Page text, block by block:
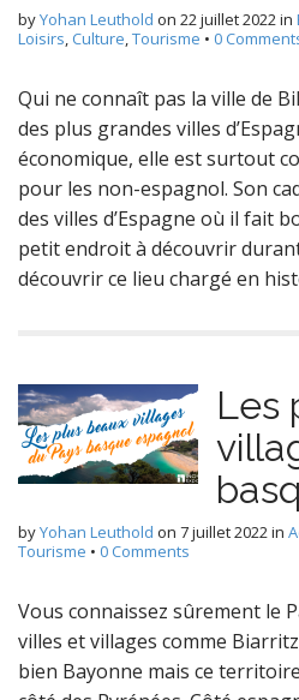
byYohan Leuthold on 22 juillet 2022in
Loisirs, Culture,Tourisme • 0
Qui ne connaît pas la ville de
des plus grandes villes
économique, elle est surtout
pour les non-espagnol. Son
des villes d’Espagne où il fait
petit endroit à découvrir
découvrir ce lieu chargé en
Les
byYohan Leuthold on 7 juillet 2022in
Tourisme • 0 Comments
Vous connaissez sûrement le
villes et villages comme
bien Bayonne mais ce